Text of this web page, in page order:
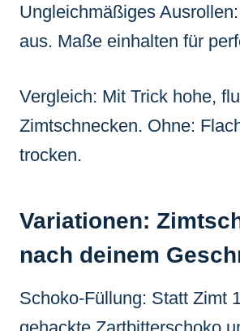
Ungleichmäßiges
aus. Maße einhalten für
Vergleich: Mit Trick hohe,
Zimtschnecken. Ohne:
trocken.
Variationen:
nach deinem
Schoko-Füllung: Statt Zimt